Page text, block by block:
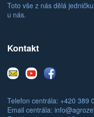
Toto vše z nás dělá
u nás.
Kontakt
E-
mail
YoutubeFacebook
Telefon centrála: +420 389
Email centrála: